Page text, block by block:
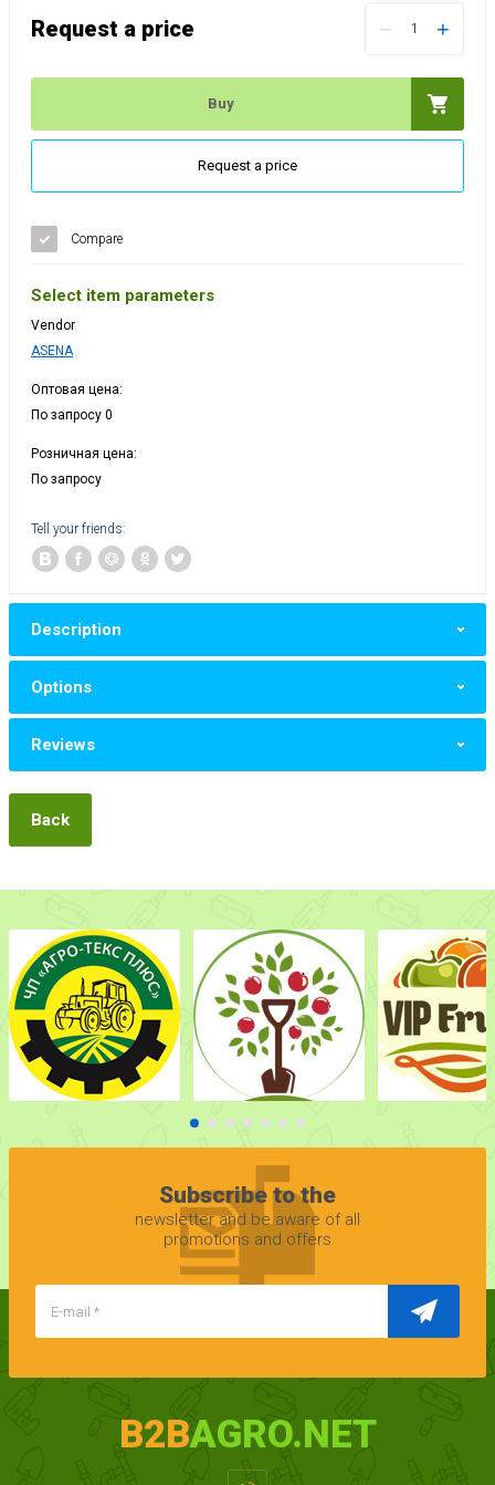
Request a price − +
Buy
Request a price
Compare
Select item parameters
Vendor
ASENA
Оптовая цена:
По запросу 0
Розничная цена:
По запросу
Tell your friends:
Description
Options
Reviews
Back
Subscribe to the
newsletter and be aware of all
promotions and offers
B2BAGRO.NET